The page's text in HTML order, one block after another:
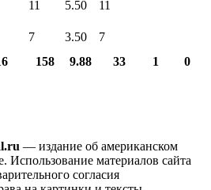
11 5.50
11
7 3.50
7
158 9.88 33 1 0
— издание об американском
Использование материалов cайта
согласия